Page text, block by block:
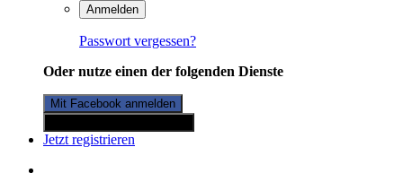
Anmelden
Passwort vergessen?
Oder nutze einen der folgenden Dienste
Mit Facebook anmelden
Jetzt registrieren